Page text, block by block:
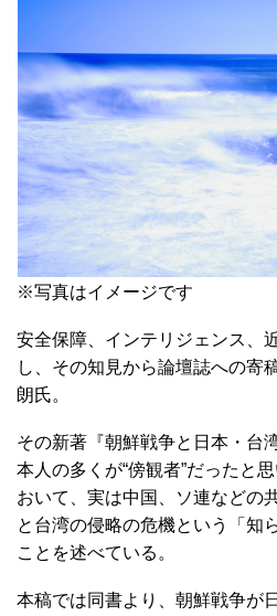
※写真はイメージです
安全保障、インテリジェンス、
し、その知見から論壇誌への寄
朗氏。
その新著『朝鮮戦争と日本・台
本人の多くが“傍観者”だったと
おいて、実は中国、ソ連などの
と台湾の侵略の危機という「知
ことを述べている。
本稿では同書より、朝鮮戦争が